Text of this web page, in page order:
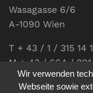
Wasagasse 6/6
A-1090 Wien
T + 43 / 1 / 315 14
M + 43 / 664 /
E-Mail:
Wir verwenden
Webseite sowie